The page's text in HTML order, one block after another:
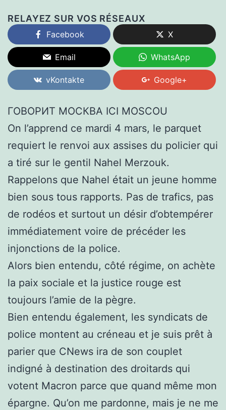
RELAYEZ SUR VOS RÉSEAUX
Facebook X
Email WhatsApp
vKontakte Google+
ГОВОРИТ МОСКВА ICI MOSCOU
On l’apprend ce mardi 4 mars, le parquet
requiert le renvoi aux assises du policier qui
a tiré sur le gentil Nahel Merzouk.
Rappelons que Nahel était un jeune homme
bien sous tous rapports. Pas de trafics, pas
de rodéos et surtout un désir d’obtempérer
immédiatement voire de précéder les
injonctions de la police.
Alors bien entendu, côté régime, on achète
la paix sociale et la justice rouge est
toujours l’amie de la pègre.
Bien entendu également, les syndicats de
police montent au créneau et je suis prêt à
parier que CNews ira de son couplet
indigné à destination des droitards qui
votent Macron parce que quand même mon
épargne. Qu’on me pardonne, mais je ne me